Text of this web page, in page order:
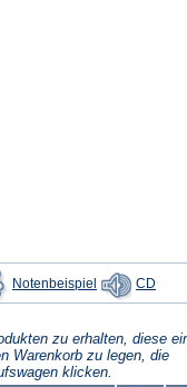
Notenbeispiel
(Öffnet
in
einem
Tab)
CDin
Tab)
zu erhalten, diese
Warenkorb zu legen, die
klicken.